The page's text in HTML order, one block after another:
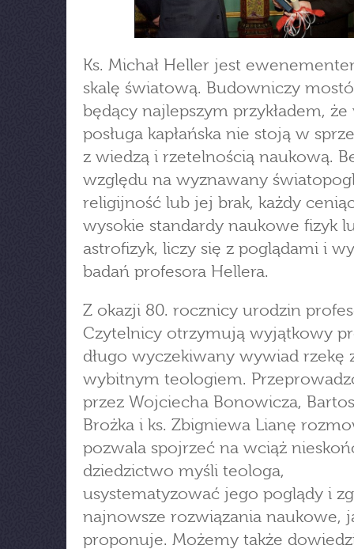
Ks. Michał Heller jest
skalę światową. Budowniczy
będący najlepszym przykładem, że
posługa kapłańska nie stoją w
z wiedzą i rzetelnością naukową.
względu na wyznawany
religijność lub jej brak, każdy
wysokie standardy naukowe fizyk
astrofizyk, liczy się z poglądami i
badań profesora Hellera.
Z okazji 80. rocznicy urodzin
Czytelnicy otrzymują wyjątkowy
długo wyczekiwany wywiad rzekę
wybitnym teologiem.
przez Wojciecha Bonowicza,
Brożka i ks. Zbigniewa Lianę
pozwala spojrzeć na wciąż
dziedzictwo myśli teologa,
usystematyzować jego poglądy i
najnowsze rozwiązania naukowe,
proponuje. Możemy także